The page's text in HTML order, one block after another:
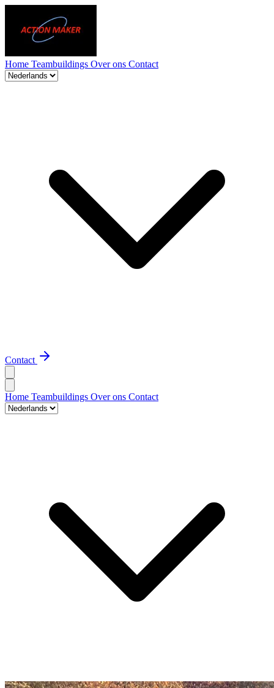
Home Teambuildings Over ons Contact
Contact
Home Teambuildings Over ons Contact